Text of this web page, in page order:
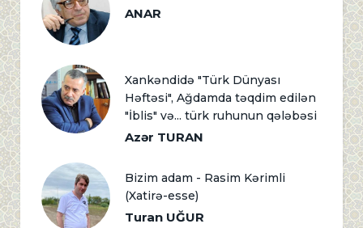
ANAR
Xankəndidə "Türk Dünyası
Həftəsi", Ağdamda təqdim edilən
"İblis" və... türk ruhunun qələbəsi
Azər TURAN
Bizim adam - Rasim Kərimli
(Xatirə-esse)
Turan UĞUR